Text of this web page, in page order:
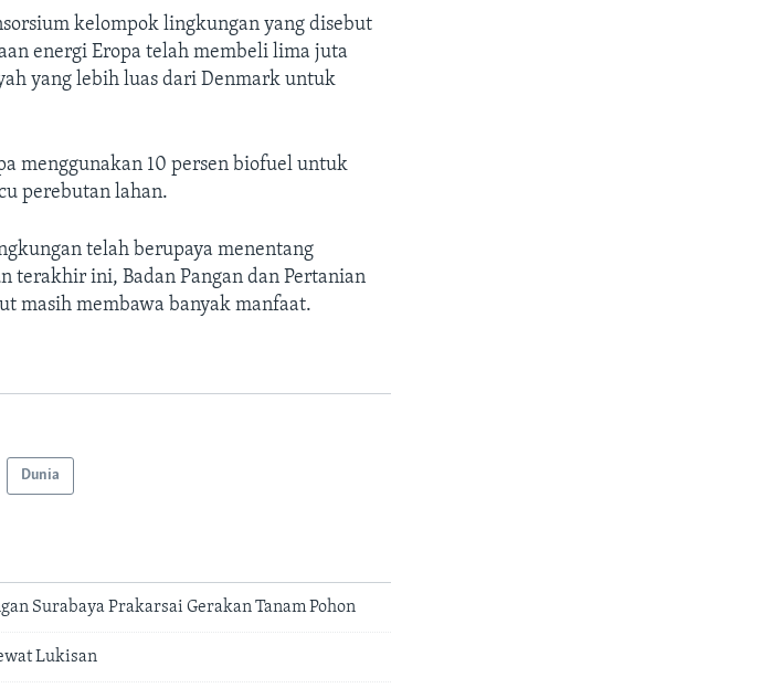
kelompok lingkungan yang disebut
energi Eropa telah membeli lima juta
yang lebih luas dari Denmark untuk
menggunakan 10 persen biofuel untuk
perebutan lahan.
telah berupaya menentang
terakhir ini, Badan Pangan dan Pertanian
masih membawa banyak manfaat.
Dunia
Surabaya Prakarsai Gerakan Tanam Pohon
Lukisan